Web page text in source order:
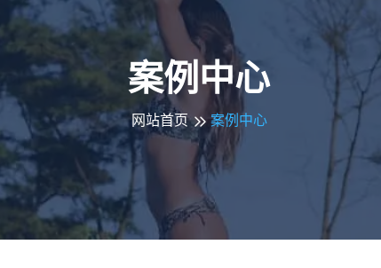
案例中心
网站首页 案例中心